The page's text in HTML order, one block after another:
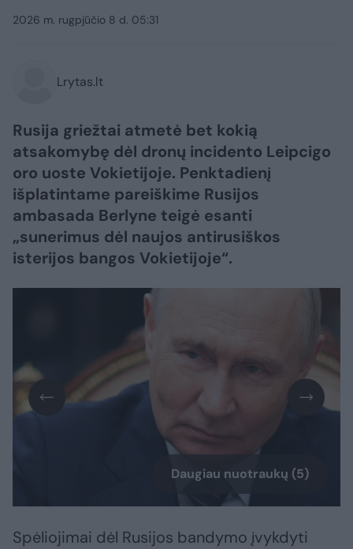
2026 m. rugpjūčio 8 d. 05:31
Lrytas.lt
Rusija griežtai atmetė bet kokią
atsakomybę dėl dronų incidento Leipcigo
oro uoste Vokietijoje. Penktadienį
išplatintame pareiškime Rusijos
ambasada Berlyne teigė esanti
„sunerimus dėl naujos antirusiškos
isterijos bangos Vokietijoje“.
Daugiau nuotraukų (5)
Spėliojimai dėl Rusijos bandymo įvykdyti